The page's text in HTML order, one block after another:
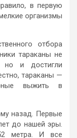
в первую
организмы
отбора
тараканы не
и достигли
тараканы —
выжить в
назад. Первые
до нашей эры.
метра. И все